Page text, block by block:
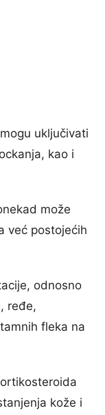
uključivati
kao i
može
već postojećih
odnosno
ređe,
fleka na
kože i